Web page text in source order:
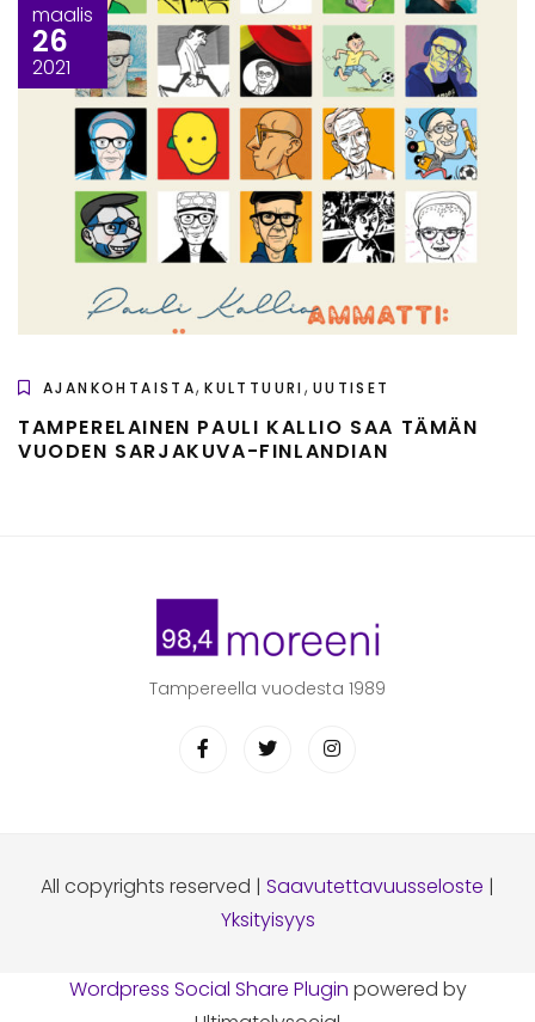
maalis
26
2021
AJANKOHTAISTA,KULTTUURI, UUTISET
TAMPERELAINEN PAULI KALLIO SAA TÄMÄN
VUODEN SARJAKUVA-FINLANDIAN
Tampereella vuodesta 1989
All copyrights reserved | Saavutettavuusseloste |
Yksityisyys
Wordpress Social Share Plugin powered by